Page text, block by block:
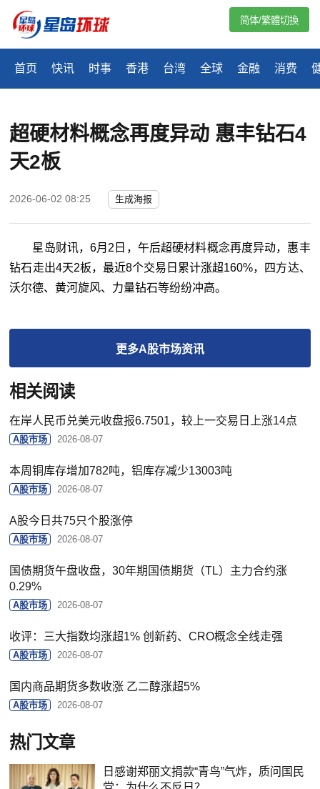
首页 快讯 时事 香港 台湾 全球 金融 消费
简体/繁體切換
超硬材料概念再度异动 惠丰钻石4
天2板
2026-06-02 08:25 生成海报
星岛财讯，6月2日，午后超硬材料概念再度异动，惠丰
钻石走出4天2板，最近8个交易日累计涨超160%，四方达、
沃尔德、黄河旋风、力量钻石等纷纷冲高。
更多A股市场资讯
相关阅读
在岸人民币兑美元收盘报6.7501，较上一交易日上涨14点
A股市场 2026-08-07
本周铜库存增加782吨，铝库存减少13003吨
A股市场 2026-08-07
A股今日共75只个股涨停
A股市场 2026-08-07
国债期货午盘收盘，30年期国债期货（TL）主力合约涨
0.29%
A股市场 2026-08-07
收评：三大指数均涨超1% 创新药、CRO概念全线走强
A股市场 2026-08-07
国内商品期货多数收涨 乙二醇涨超5%
A股市场 2026-08-07
热门文章
日感谢郑丽文捐款“青鸟”气炸，质问国民